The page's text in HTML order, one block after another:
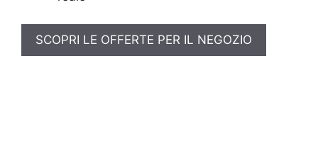
SCOPRI LE OFFERTE PER IL NEGOZIO